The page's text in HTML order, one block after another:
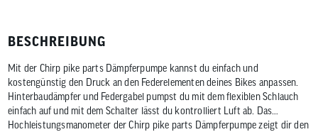
BESCHREIBUNG
Mit der Chirp pike parts Dämpferpumpe kannst du einfach und
kostengünstig den Druck an den Federelementen deines Bikes anpassen.
Hinterbaudämpfer und Federgabel pumpst du mit dem flexiblen Schlauch
einfach auf und mit dem Schalter lässt du kontrolliert Luft ab. Das
Hochleistungsmanometer der Chirp pike parts Dämpferpumpe zeigt dir den